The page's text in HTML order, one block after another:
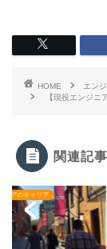
HOME エン
【現役エンジ
関連記
ニアのキャリア